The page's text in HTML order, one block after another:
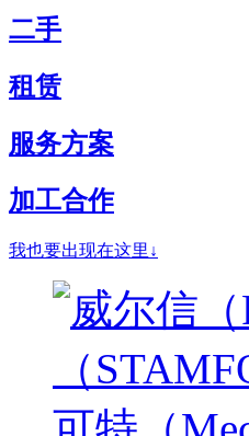
二手
租赁
服务方案
加工合作
我也要出现在这里↓